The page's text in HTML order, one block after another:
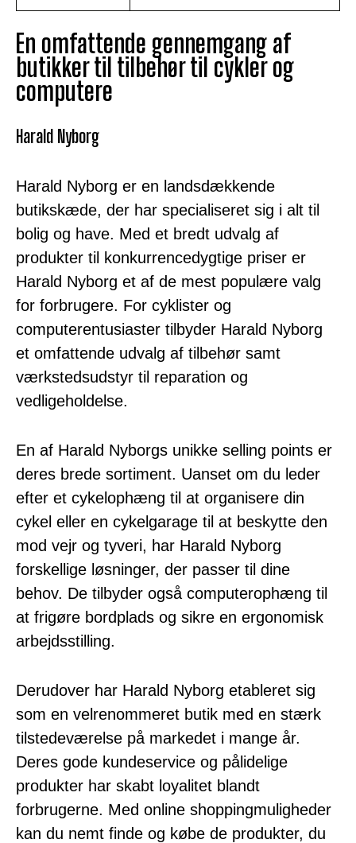
En omfattende gennemgang af
butikker til tilbehør til cykler og
computere
Harald Nyborg
Harald Nyborg er en landsdækkende
butikskæde, der har specialiseret sig i alt til
bolig og have. Med et bredt udvalg af
produkter til konkurrencedygtige priser er
Harald Nyborg et af de mest populære valg
for forbrugere. For cyklister og
computerentusiaster tilbyder Harald Nyborg
et omfattende udvalg af tilbehør samt
værkstedsudstyr til reparation og
vedligeholdelse.
En af Harald Nyborgs unikke selling points er
deres brede sortiment. Uanset om du leder
efter et cykelophæng til at organisere din
cykel eller en cykelgarage til at beskytte den
mod vejr og tyveri, har Harald Nyborg
forskellige løsninger, der passer til dine
behov. De tilbyder også computerophæng til
at frigøre bordplads og sikre en ergonomisk
arbejdsstilling.
Derudover har Harald Nyborg etableret sig
som en velrenommeret butik med en stærk
tilstedeværelse på markedet i mange år.
Deres gode kundeservice og pålidelige
produkter har skabt loyalitet blandt
forbrugerne. Med online shoppingmuligheder
kan du nemt finde og købe de produkter, du